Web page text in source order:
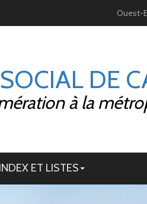
Ouest-
DE
à la
INDEX ET LISTES